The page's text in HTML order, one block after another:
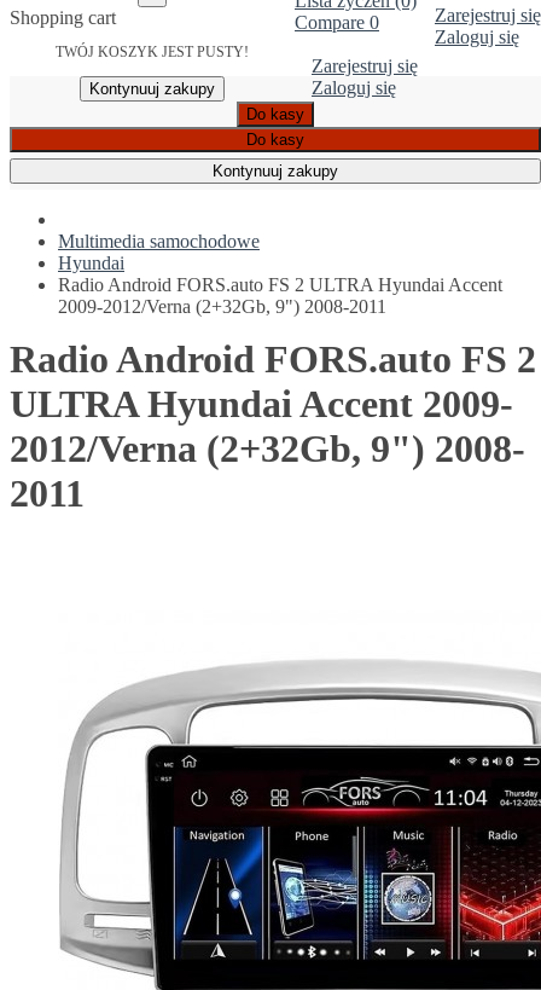
Zarejestruj się
Zaloguj się
Compare 0
Zarejestruj się
Zaloguj się
Shopping cart
TWÓJ KOSZYK JEST PUSTY!
Kontynuuj zakupy
Do kasy
Do kasy
Kontynuuj zakupy
Multimedia samochodowe
Hyundai
Radio Android FORS.auto FS 2 ULTRA Hyundai Accent
2009-2012/Verna (2+32Gb, 9") 2008-2011
Radio Android FORS.auto FS 2
ULTRA Hyundai Accent 2009-
2012/Verna (2+32Gb, 9") 2008-
2011